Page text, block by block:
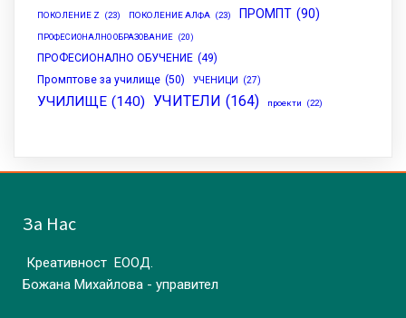
ПОКОЛЕНИЕ Z (23) ПОКОЛЕНИЕ АЛФА (23) ПРОМПТ (90)
ПРОФЕСИОНАЛНО ОБРАЗОВАНИЕ (20)
ПРОФЕСИОНАЛНО ОБУЧЕНИЕ (49)
Промптове за училище (50) УЧЕНИЦИ (27)
УЧИЛИЩЕ (140) УЧИТЕЛИ (164) проекти (22)
За Нас
Креативност ЕООД.
Божана Михайлова - управител